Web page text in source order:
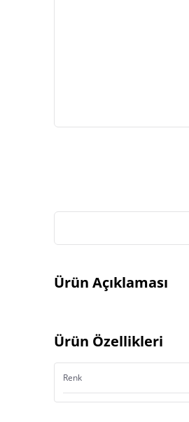
Ürün Açıklaması
Ürün Özellikleri
Renk